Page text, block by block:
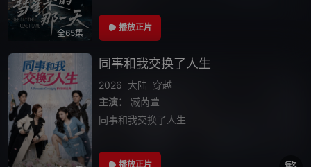
全65集
播放正片
同事和我交换了人生
2026 大陆 穿越
主演：
臧芮萱
同事和我交换了人生
播放正片